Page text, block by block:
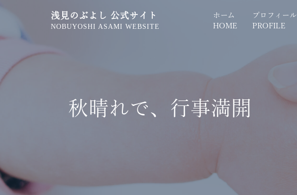
浅見のぶよし 公式サイト
NOBUYOSHI ASAMI WEBSITE
ホーム
HOME
プロフィール
PROFILE
秋晴れで、行事満開